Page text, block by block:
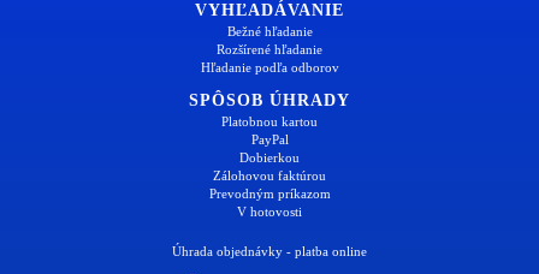
VYHĽADÁVANIE
Bežné hľadanie
Rozšírené hľadanie
Hľadanie podľa odborov
SPÔSOB ÚHRADY
Platobnou kartou
PayPal
Dobierkou
Zálohovou faktúrou
Prevodným príkazom
V hotovosti
Úhrada objednávky - platba online